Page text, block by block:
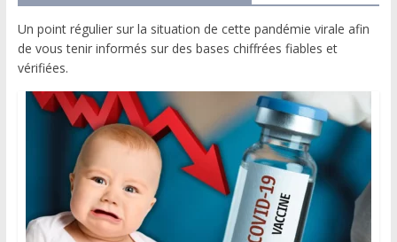
Un point régulier sur la situation de cette pandémie virale afin
de vous tenir informés sur des bases chiffrées fiables et
vérifiées.